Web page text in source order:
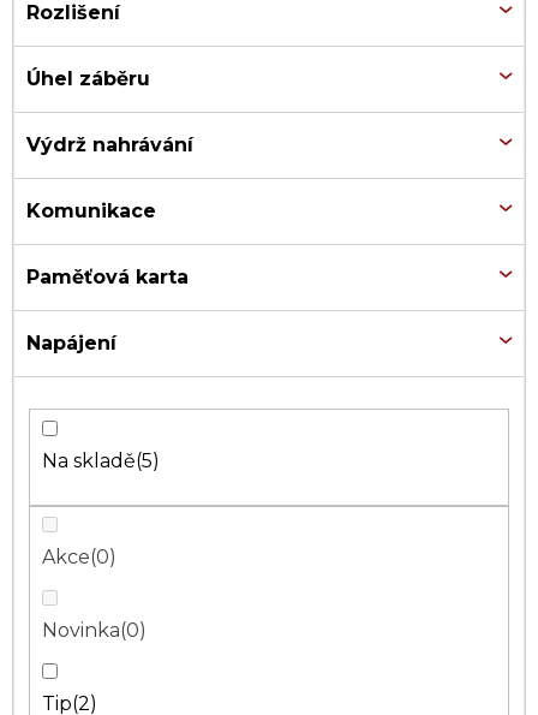
Na skladě 5
Akce 0
Novinka 0
Tip 2
Rozlišení
Úhel záběru
Výdrž nahrávání
Komunikace
Paměťová karta
Napájení